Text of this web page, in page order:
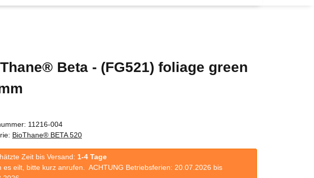
Beta - (FG521) foliage green
11216-004
BioThane® BETA 520
Zeit bis Versand: 1-4 Tage
es eilt, bitte kurz anrufen. ACHTUNG Betriebsferien: 20.07.2026 bis